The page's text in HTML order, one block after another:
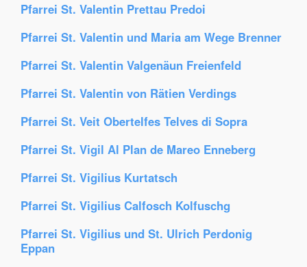
Pfarrei St. Valentin Prettau Predoi
Pfarrei St. Valentin und Maria am Wege Brenner
Pfarrei St. Valentin Valgenäun Freienfeld
Pfarrei St. Valentin von Rätien Verdings
Pfarrei St. Veit Obertelfes Telves di Sopra
Pfarrei St. Vigil Al Plan de Mareo Enneberg
Pfarrei St. Vigilius Kurtatsch
Pfarrei St. Vigilius Calfosch Kolfuschg
Pfarrei St. Vigilius und St. Ulrich Perdonig
Eppan